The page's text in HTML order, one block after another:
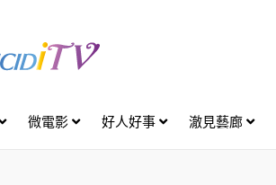
微電影 好人好事 澈見藝廊